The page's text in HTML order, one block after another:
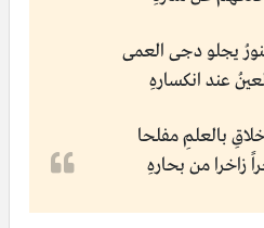
يجلو دجى العمى
عند انكسارهِ
بالعلمِ مفلحا
زاخرا من بحارهِ